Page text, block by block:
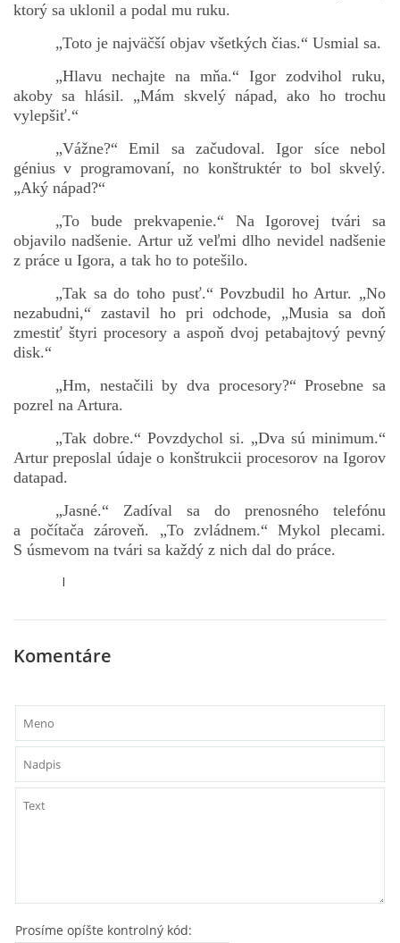
ktorý sa uklonil a podal mu ruku.
„Toto je najväčší objav všetkých čias.“ Usmial sa.
„Hlavu nechajte na mňa.“ Igor zodvihol ruku,
akoby sa hlásil. „Mám skvelý nápad, ako ho trochu
vylepšiť.“
„Vážne?“ Emil sa začudoval. Igor síce nebol
génius v programovaní, no konštruktér to bol skvelý.
„Aký nápad?“
„To bude prekvapenie.“ Na Igorovej tvári sa
objavilo nadšenie. Artur už veľmi dlho nevidel nadšenie
z práce u Igora, a tak ho to potešilo.
„Tak sa do toho pusť.“ Povzbudil ho Artur. „No
nezabudni,“ zastavil ho pri odchode, „Musia sa doň
zmestiť štyri procesory a aspoň dvoj petabajtový pevný
disk.“
„Hm, nestačili by dva procesory?“ Prosebne sa
pozrel na Artura.
„Tak dobre.“ Povzdychol si. „Dva sú minimum.“
Artur preposlal údaje o konštrukcii procesorov na Igorov
datapad.
„Jasné.“ Zadíval sa do prenosného telefónu
a počítača zároveň. „To zvládnem.“ Mykol plecami.
S úsmevom na tvári sa každý z nich dal do práce.
Komentáre
Prosíme opíšte kontrolný kód: